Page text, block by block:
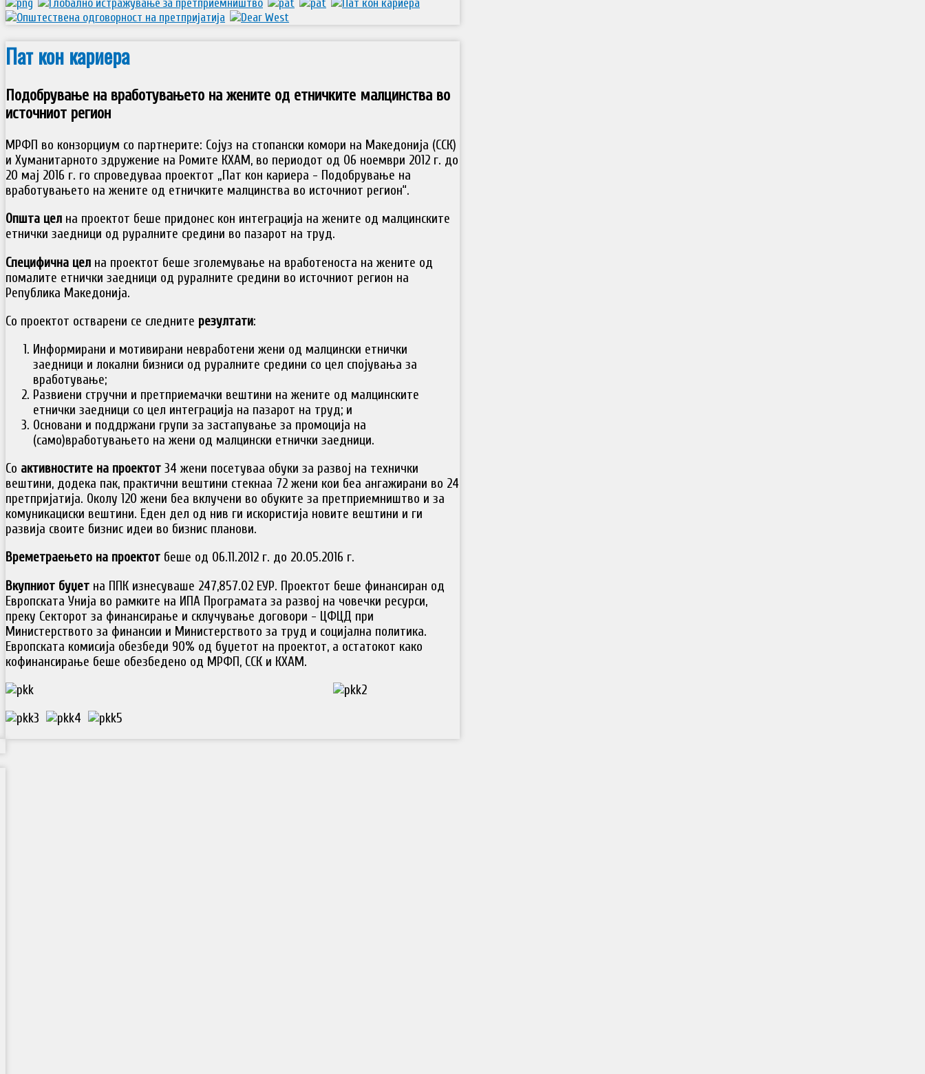
Пат кон кариера
Подобрување на вработувањето на жените од етничките малцинства во
источниот регион
МРФП во конзорциум со партнерите: Сојуз на стопански комори на Македонија (ССК)
и Хуманитарното здружение на Ромите КХАМ, во периодот од 06 ноември 2012 г. до
20 мај 2016 г. го спроведуваа проектот „Пат кон кариера - Подобрување на
вработувањето на жените од етничките малцинства во источниот регион“.
Општа цел на проектот беше придонес кон интеграција на жените од малцинските
етнички заедници од руралните средини во пазарот на труд.
Специфична цел на проектот беше зголемување на вработеноста на жените од
помалите етнички заедници од руралните средини во источниот регион на
Република Македонија.
Со проектот остварени се следните резултати:
Информирани и мотивирани невработени жени од малцински етнички
заедници и локални бизниси од руралните средини со цел спојувања за
вработување;
Развиени стручни и претприемачки вештини на жените од малцинските
етнички заедници со цел интеграција на пазарот на труд; и
Основани и поддржани групи за застапување за промоција на
(само)вработувањето на жени од малцински етнички заедници.
Со активностите на проектот 34 жени посетуваа обуки за развој на технички
вештини, додека пак, практични вештини стекнаа 72 жени кои беа ангажирани во 24
претпријатија. Околу 120 жени беа вклучени во обуките за претприемништво и за
комуникациски вештини. Еден дел од нив ги искористија новите вештини и ги
развија своите бизнис идеи во бизнис планови.
Времетраењето на проектот беше од 06.11.2012 г. до 20.05.2016 г.
Вкупниот буџет на ППК изнесуваше 247,857.02 ЕУР. Проектот беше финансиран од
Европската Унија во рамките на ИПА Програмата за развој на човечки ресурси,
преку Секторот за финансирање и склучување договори - ЦФЦД при
Министерството за финансии и Министерството за труд и социјална политика.
Европската комисија обезбеди 90% од буџетот на проектот, а остатокот како
кофинансирање беше обезбедено од МРФП, ССК и КХАМ.